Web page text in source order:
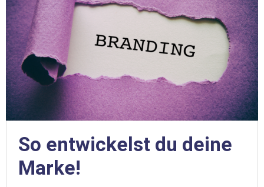
So entwickelst du deine
Marke!